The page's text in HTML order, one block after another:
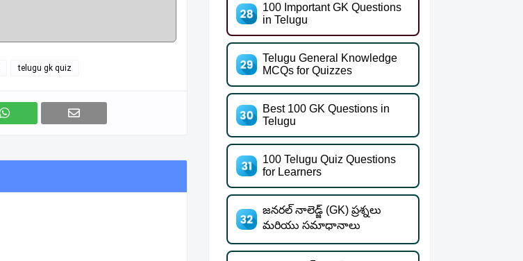
telugu gk quiz
100 Important GK Questions
in Telugu
Telugu General Knowledge
MCQs for Quizzes
Best 100 GK Questions in
Telugu
100 Telugu Quiz Questions
for Learners
జనరల్ నాలెడ్జ్ (GK) ప్రశ్నలు
మరియు సమాధానాలు